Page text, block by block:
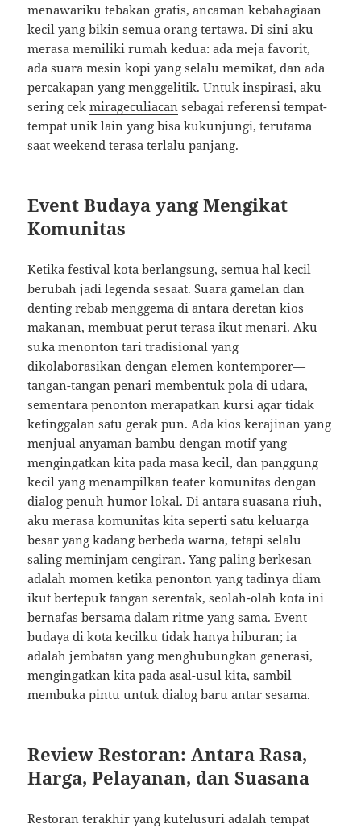
menawariku tebakan gratis, ancaman kebahagiaan
kecil yang bikin semua orang tertawa. Di sini aku
merasa memiliki rumah kedua: ada meja favorit,
ada suara mesin kopi yang selalu memikat, dan ada
percakapan yang menggelitik. Untuk inspirasi, aku
sering cekmirageculiacan sebagai referensi tempat-
tempat unik lain yang bisa kukunjungi, terutama
saat weekend terasa terlalu panjang.
Event Budaya yang Mengikat
Komunitas
Ketika festival kota berlangsung, semua hal kecil
berubah jadi legenda sesaat. Suara gamelan dan
denting rebab menggema di antara deretan kios
makanan, membuat perut terasa ikut menari. Aku
suka menonton tari tradisional yang
dikolaborasikan dengan elemen kontemporer—
tangan-tangan penari membentuk pola di udara,
sementara penonton merapatkan kursi agar tidak
ketinggalan satu gerak pun. Ada kios kerajinan yang
menjual anyaman bambu dengan motif yang
mengingatkan kita pada masa kecil, dan panggung
kecil yang menampilkan teater komunitas dengan
dialog penuh humor lokal. Di antara suasana riuh,
aku merasa komunitas kita seperti satu keluarga
besar yang kadang berbeda warna, tetapi selalu
saling meminjam cengiran. Yang paling berkesan
adalah momen ketika penonton yang tadinya diam
ikut bertepuk tangan serentak, seolah-olah kota ini
bernafas bersama dalam ritme yang sama. Event
budaya di kota kecilku tidak hanya hiburan; ia
adalah jembatan yang menghubungkan generasi,
mengingatkan kita pada asal-usul kita, sambil
membuka pintu untuk dialog baru antar sesama.
Review Restoran: Antara Rasa,
Harga, Pelayanan, dan Suasana
Restoran terakhir yang kutelusuri adalah tempat